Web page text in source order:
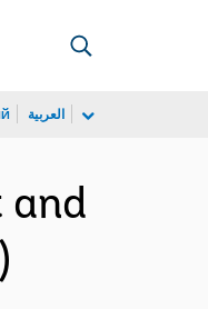
العربية
and